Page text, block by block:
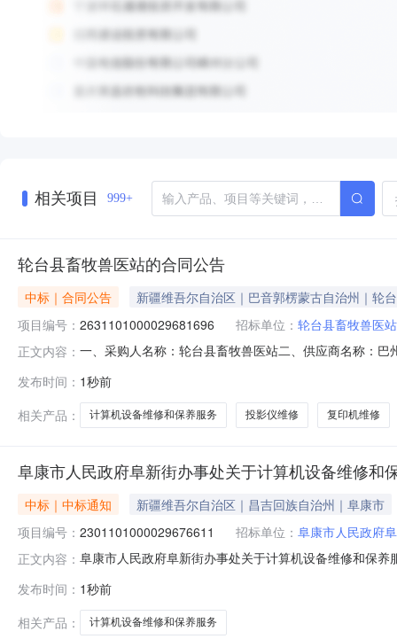
相关项目 999+
轮台县畜牧兽医站的合同公告
中标｜合同公告
新疆维吾尔自治区｜巴音郭楞蒙古自治州｜轮
项目编号： 2631101000029681696 招标单位： 轮台县畜牧兽医站
正文内容： 一、采购人名称：轮台县畜牧兽医站二、供应商名称：
维修，及耗材配件安装保养详见附件台1.0012001200服
发布时间： 1秒前
相关产品：
计算机设备维修和保养服务 投影仪维修 复印机维修
阜康市人民政府阜新街办事处关于计算机设备维修和
中标｜中标通知
新疆维吾尔自治区｜昌吉回族自治州｜阜康市
项目编号： 2301101000029676611 招标单位： 阜康市人民政府
正文内容： 阜康市人民政府阜新街办事处关于计算机设备维修和保
购计划文号:采购计划金额（元）:项目所在行政区划编
发布时间： 1秒前
相关产品：
计算机设备维修和保养服务